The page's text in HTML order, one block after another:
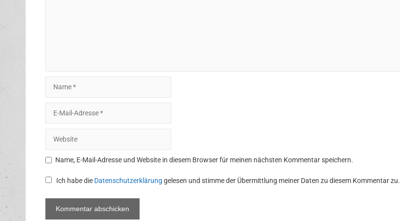
Mail-
Adresse
Name, E-Mail-Adresse und Website in diesem Browser für meinen nächsten Kommentar speichern.
Ich habe die Datenschutzerklärung gelesen und stimme der Übermittlung meiner Daten zu diesem Kommentar zu.